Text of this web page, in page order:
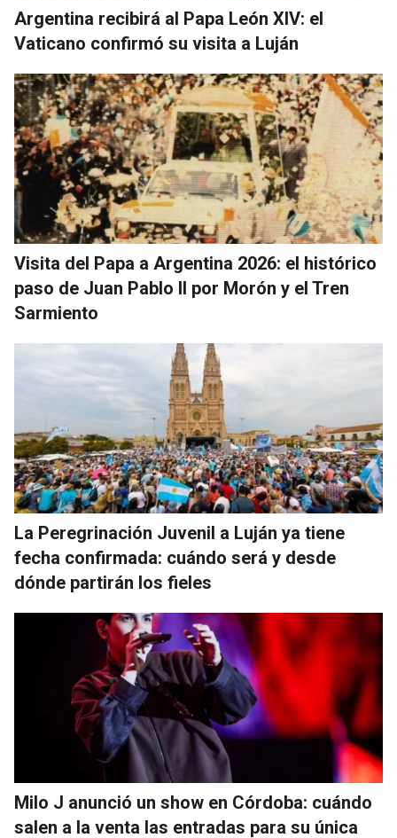
Argentina recibirá al Papa León XIV: el
Vaticano confirmó su visita a Luján
Visita del Papa a Argentina 2026: el histórico
paso de Juan Pablo II por Morón y el Tren
Sarmiento
La Peregrinación Juvenil a Luján ya tiene
fecha confirmada: cuándo será y desde
dónde partirán los fieles
Milo J anunció un show en Córdoba: cuándo
salen a la venta las entradas para su única